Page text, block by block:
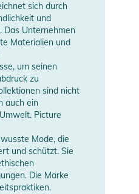
sich durch
und
Das Unternehmen
Materialien und
um seinen
zu
sind nicht
auch ein
Picture
Mode, die
und schützt. Sie
Die Marke